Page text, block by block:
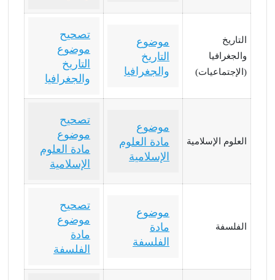
التاريخ
والجغرافيا
(الإجتماعيات)
موضوع
التاريخ
والجغرافيا
تصحيح
موضوع
التاريخ
والجغرافيا
العلوم الإسلامية
موضوع
مادة العلوم
الإسلامية
تصحيح
موضوع
مادة العلوم
الإسلامية
الفلسفة
موضوع
مادة
الفلسفة
تصحيح
موضوع
مادة
الفلسفة